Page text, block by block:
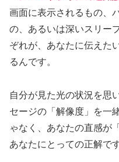
画面に表示されるもの、
の、あるいは深いスリー
ぞれが、あなたに伝えた
るんです。
自分が見た光の状況を思
セージの「解像度」を一
ゃなく、あなたの直感が
あなたにとっての正解で